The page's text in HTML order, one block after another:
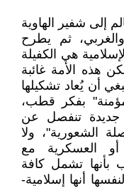
إلى شفير الهاوية
ثم يطرح
هي الكفيلة
هذه الأمة غائبة
أن يُعاد تشكيلها
بفكر قطب،
جديدة تنفصل عن
الشعورية"، ولا
العسكرية مع
بأنها تشمل كافة
أنها إسلامية-